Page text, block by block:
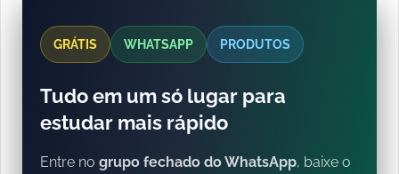
GRÁTIS WHATSAPP PRODUTOS
Tudo em um só lugar para
estudar mais rápido
Entre no grupo fechado do WhatsApp, baixe o